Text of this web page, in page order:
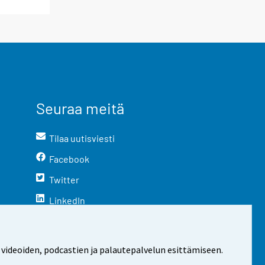
podcastien ja palautepalvelun esittämiseen.
Seuraa meitä
Tilaa uutisviesti
Facebook
Twitter
LinkedIn